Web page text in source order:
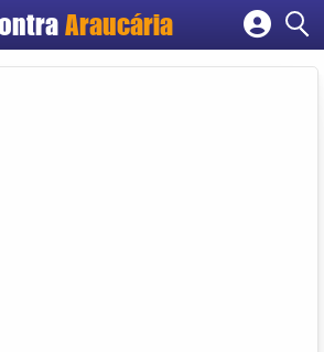
Araucária
Cadastrar empresa